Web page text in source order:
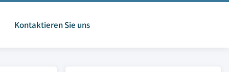
Kontaktieren Sie uns